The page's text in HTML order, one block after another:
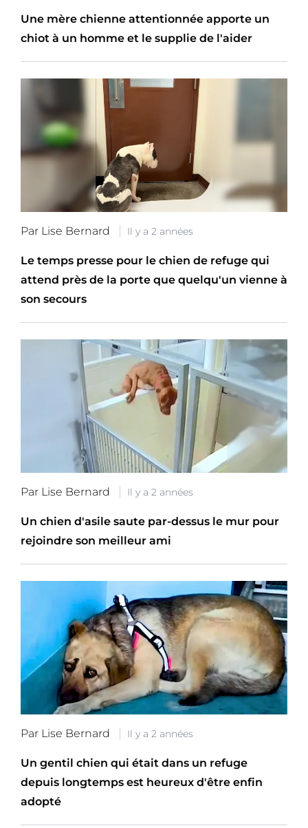
Une mère chienne attentionnée apporte un
chiot à un homme et le supplie de l'aider
Par Lise Bernard Il y a 2 années
Le temps presse pour le chien de refuge qui
attend près de la porte que quelqu'un vienne à
son secours
Par Lise Bernard Il y a 2 années
Un chien d'asile saute par-dessus le mur pour
rejoindre son meilleur ami
Par Lise Bernard Il y a 2 années
Un gentil chien qui était dans un refuge
depuis longtemps est heureux d'être enfin
adopté